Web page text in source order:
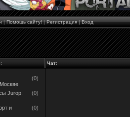
|Помощь сайту!|Регистрация|Вход
Чат:
(0)
Jurop:
(0)
и
(0)